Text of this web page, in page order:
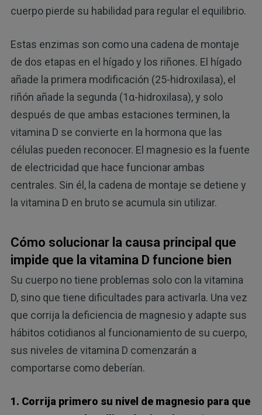
cuerpo pierde su habilidad para regular el equilibrio.
Estas enzimas son como una cadena de montaje
de dos etapas en el hígado y los riñones. El hígado
añade la primera modificación (25-hidroxilasa), el
riñón añade la segunda (1α-hidroxilasa), y solo
después de que ambas estaciones terminen, la
vitamina D se convierte en la hormona que las
células pueden reconocer. El magnesio es la fuente
de electricidad que hace funcionar ambas
centrales. Sin él, la cadena de montaje se detiene y
la vitamina D en bruto se acumula sin utilizar.
Cómo solucionar la causa principal que
impide que la vitamina D funcione bien
Su cuerpo no tiene problemas solo con la vitamina
D, sino que tiene dificultades para activarla. Una vez
que corrija la deficiencia de magnesio y adapte sus
hábitos cotidianos al funcionamiento de su cuerpo,
sus niveles de vitamina D comenzarán a
comportarse como deberían.
1. Corrija primero su nivel de magnesio para que